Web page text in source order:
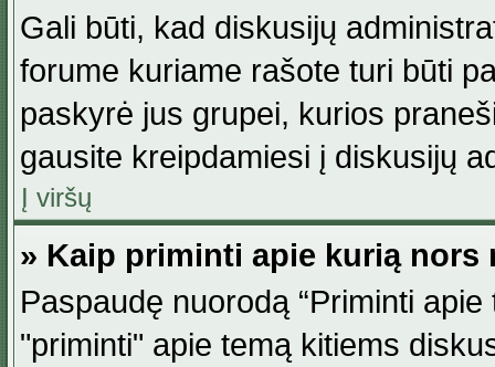
Gali būti, kad diskusijų
forume kuriame rašote turi būti
paskyrė jus grupei, kurios
gausite kreipdamiesi į diskusijų
Į viršų
» Kaip priminti apie kurią nors
Paspaudę nuorodą “Priminti
"priminti" apie temą kitiems